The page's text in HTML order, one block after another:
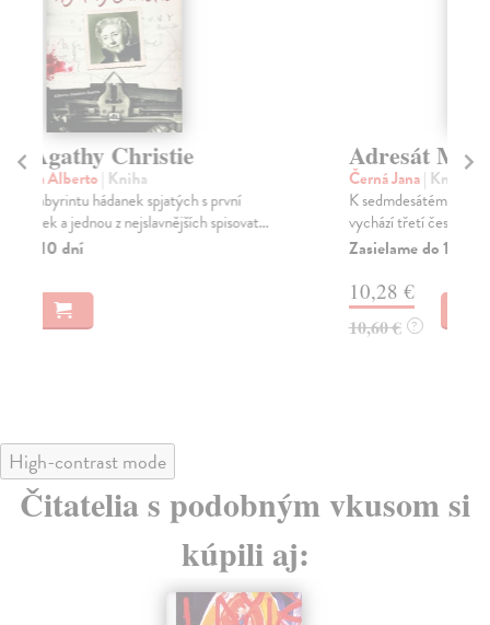
Adresát Milena Jesenská
Černá Jana| Kniha
K sedmdesátému výročí úmrtí Mileny Jesenské
vychází třetí české knižní vydání knihy její dcery, básn...
Zasielame do 12 dní
10,28 €
10,60 €
High-contrast mode
Čitatelia s podobným vkusom si
kúpili aj: